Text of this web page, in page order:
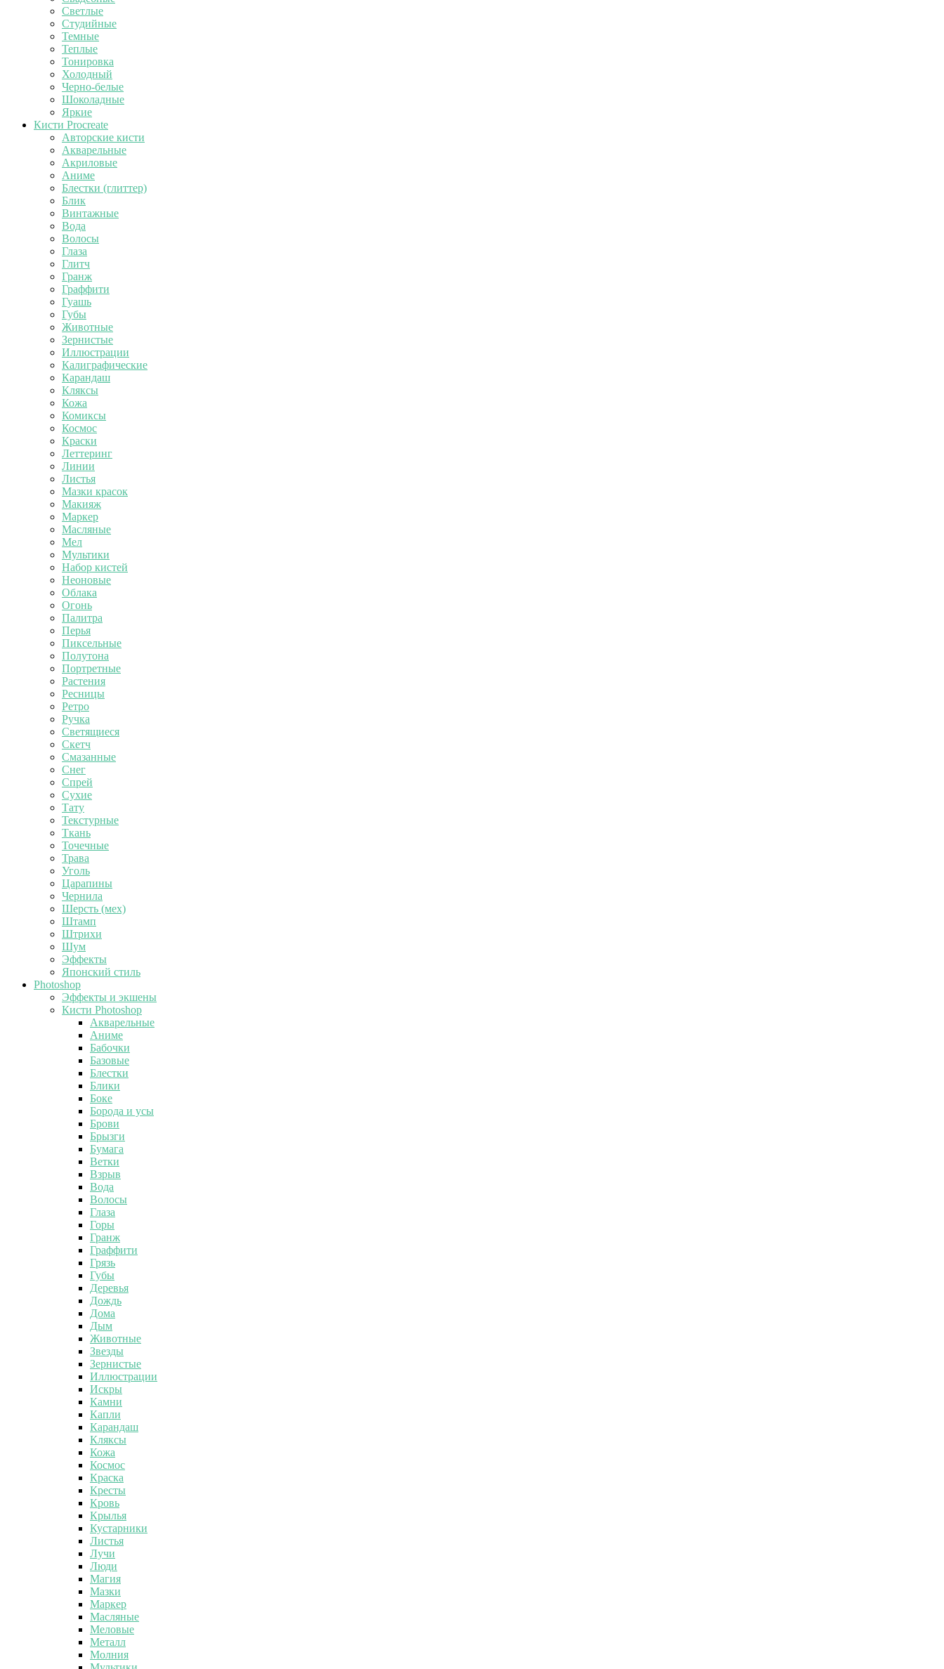
Светлые
Студийные
Темные
Теплые
Тонировка
Холодный
Черно-белые
Шоколадные
Яркие
Кисти Procreate
Авторские кисти
Акварельные
Акриловые
Аниме
Блестки (глиттер)
Блик
Винтажные
Вода
Волосы
Глаза
Глитч
Гранж
Граффити
Гуашь
Губы
Животные
Зернистые
Иллюстрации
Калиграфические
Карандаш
Кляксы
Кожа
Комиксы
Космос
Краски
Леттеринг
Линии
Листья
Мазки красок
Макияж
Маркер
Масляные
Мел
Мультики
Набор кистей
Неоновые
Облака
Огонь
Палитра
Перья
Пиксельные
Полутона
Портретные
Растения
Ресницы
Ретро
Ручка
Светящиеся
Скетч
Смазанные
Снег
Спрей
Сухие
Тату
Текстурные
Ткань
Точечные
Трава
Уголь
Царапины
Чернила
Шерсть (мех)
Штамп
Штрихи
Шум
Эффекты
Японский стиль
Photoshop
Эффекты и экшены
Кисти Photoshop
Акварельные
Аниме
Бабочки
Базовые
Блестки
Блики
Боке
Борода и усы
Брови
Брызги
Бумага
Ветки
Взрыв
Вода
Волосы
Глаза
Горы
Гранж
Граффити
Грязь
Губы
Деревья
Дождь
Дома
Дым
Животные
Звезды
Зернистые
Иллюстрации
Искры
Камни
Капли
Карандаш
Кляксы
Кожа
Космос
Краска
Кресты
Кровь
Крылья
Кустарники
Листья
Лучи
Люди
Магия
Мазки
Маркер
Масляные
Меловые
Металл
Молния